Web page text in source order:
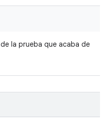
de la prueba que acaba de